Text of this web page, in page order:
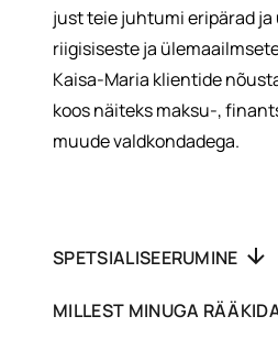
just teie juhtumi eripärad ja
riigisiseste ja
Kaisa-Maria klientide
koos näiteks maksu-,
muude valdkondadega.
SPETSIALISEERUMINE
MILLEST MINUGA